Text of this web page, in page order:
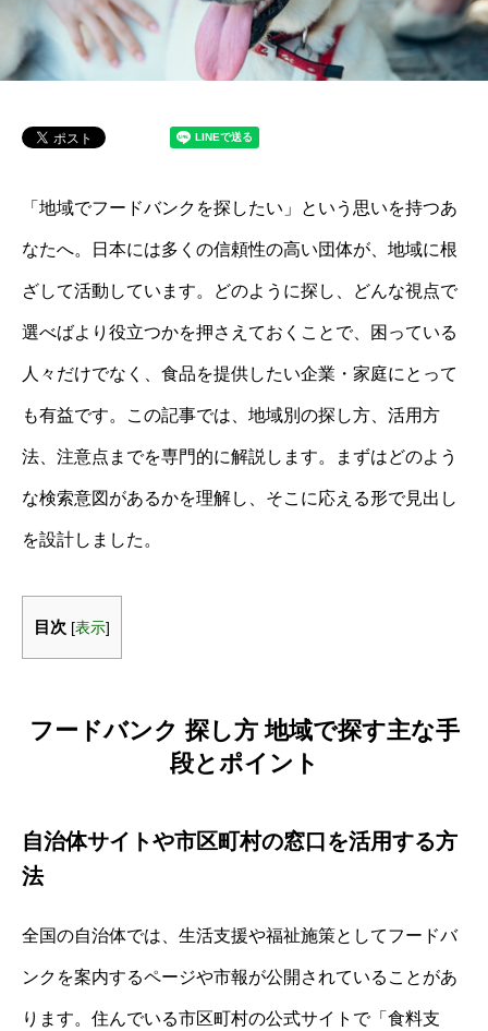
「地域でフードバンクを探したい」という思いを持つあ
なたへ。日本には多くの信頼性の高い団体が、地域に根
ざして活動しています。どのように探し、どんな視点で
選べばより役立つかを押さえておくことで、困っている
人々だけでなく、食品を提供したい企業・家庭にとって
も有益です。この記事では、地域別の探し方、活用方
法、注意点までを専門的に解説します。まずはどのよう
な検索意図があるかを理解し、そこに応える形で見出し
を設計しました。
目次 [表示]
フードバンク 探し方 地域で探す主な手
段とポイント
自治体サイトや市区町村の窓口を活用する方
法
全国の自治体では、生活支援や福祉施策としてフードバ
ンクを案内するページや市報が公開されていることがあ
ります。住んでいる市区町村の公式サイトで「食料支